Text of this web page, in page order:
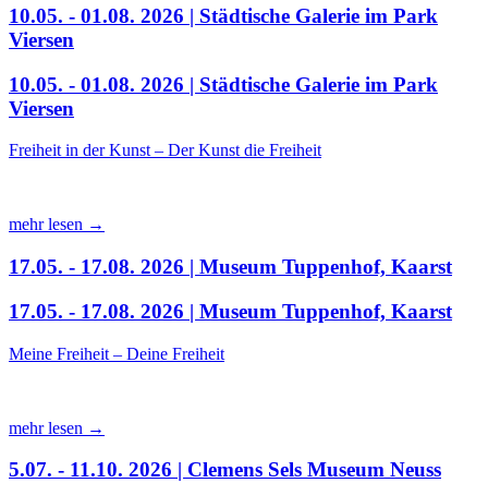
10.05. - 01.08. 2026 | Städtische Galerie im Park
Viersen
10.05. - 01.08. 2026 | Städtische Galerie im Park
Viersen
Freiheit in der Kunst – Der Kunst die Freiheit
mehr lesen →
17.05. - 17.08. 2026 | Museum Tuppenhof, Kaarst
17.05. - 17.08. 2026 | Museum Tuppenhof, Kaarst
Meine Freiheit – Deine Freiheit
mehr lesen →
5.07. - 11.10. 2026 | Clemens Sels Museum Neuss